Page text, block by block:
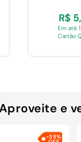
R$
Em até
Cartão
e
-38%